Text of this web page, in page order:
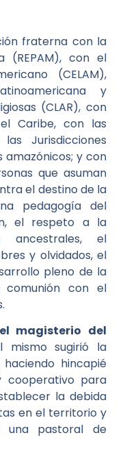
fraterna con la
(REPAM), con el
(CELAM),
y
(CLAR), con
Caribe, con las
Jurisdicciones
amazónicos; y con
que asuman
el destino de la
pedagogía del
el respeto a la
ancestrales, el
y olvidados, el
pleno de la
con el
magisterio del
mismo sugirió la
haciendo hincapié
cooperativo para
la debida
en el territorio y
una pastoral de